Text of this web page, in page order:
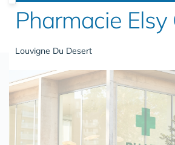
Pharmacie
Louvigne Du Desert